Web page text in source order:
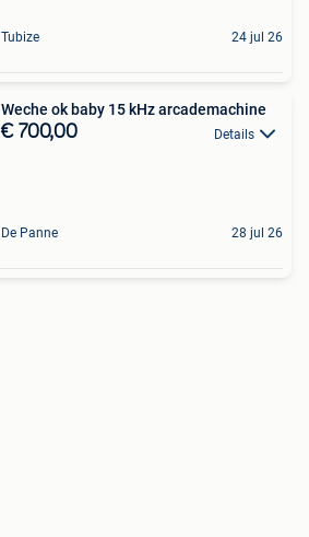
Tubize 24 jul 26
Weche ok baby 15 kHz arcademachine
€ 700,00 Details
De Panne 28 jul 26